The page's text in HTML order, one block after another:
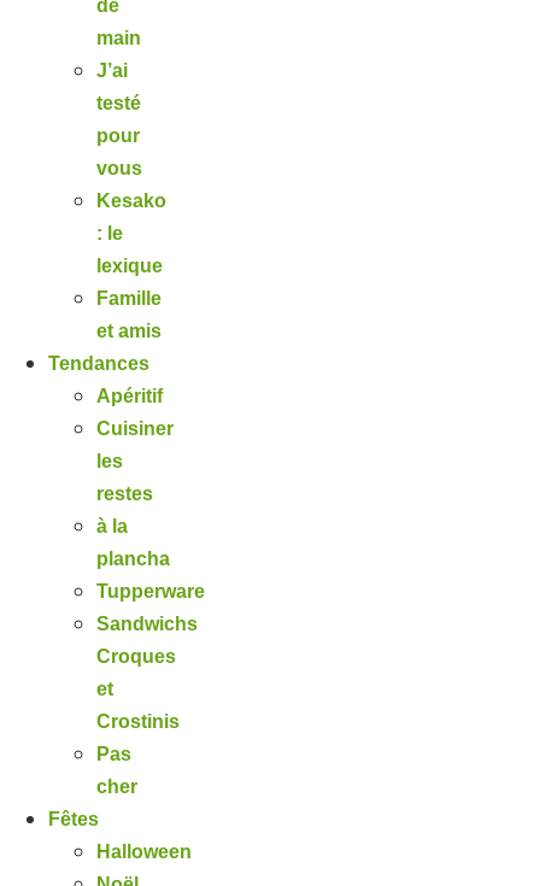
de
main
J’ai
testé
pour
vous
Kesako
: le
lexique
Famille
et amis
Tendances
Apéritif
Cuisiner
les
restes
à la
plancha
Tupperware
Sandwichs
Croques
et
Crostinis
Pas
cher
Fêtes
Halloween